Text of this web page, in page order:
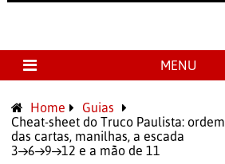
MENU
Home
Guias
Cheat-sheet do Truco Paulista: ordem
das cartas, manilhas, a escada
3→6→9→12 e a mão de 11